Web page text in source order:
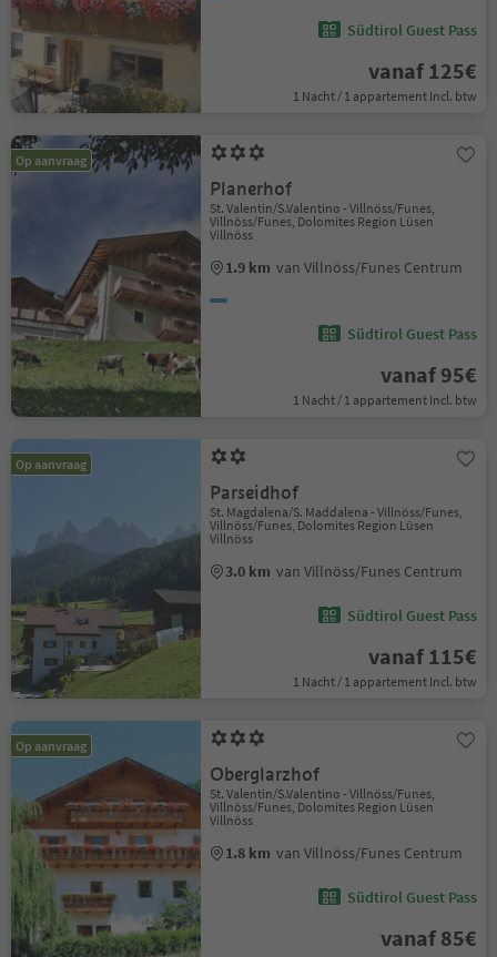
Südtirol Guest Pass
vanaf 125€
1 Nacht / 1 appartement Incl. btw
Op aanvraag
Planerhof
St. Valentin/S.Valentino - Villnöss/Funes,
Villnöss/Funes, Dolomites Region Lüsen
Villnöss
1.9 km van Villnöss/Funes Centrum
Südtirol Guest Pass
vanaf 95€
1 Nacht / 1 appartement Incl. btw
Op aanvraag
Parseidhof
St. Magdalena/S. Maddalena - Villnöss/Funes,
Villnöss/Funes, Dolomites Region Lüsen
Villnöss
3.0 km van Villnöss/Funes Centrum
Südtirol Guest Pass
vanaf 115€
1 Nacht / 1 appartement Incl. btw
Op aanvraag
Oberglarzhof
St. Valentin/S.Valentino - Villnöss/Funes,
Villnöss/Funes, Dolomites Region Lüsen
Villnöss
1.8 km van Villnöss/Funes Centrum
Südtirol Guest Pass
vanaf 85€